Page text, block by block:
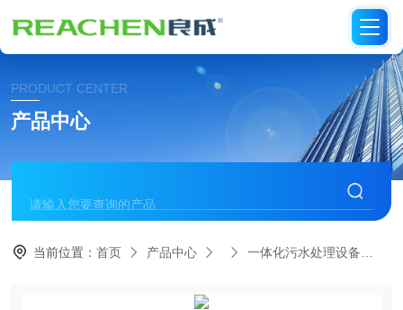
PRODUCT CENTER
产品中心
当前位置：首页 产品中心 一体化污水处理设备